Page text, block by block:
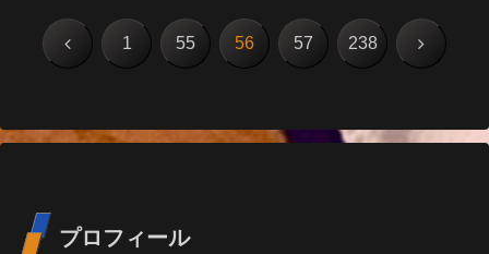
前 1 55 56 57 238 次
プロフィール